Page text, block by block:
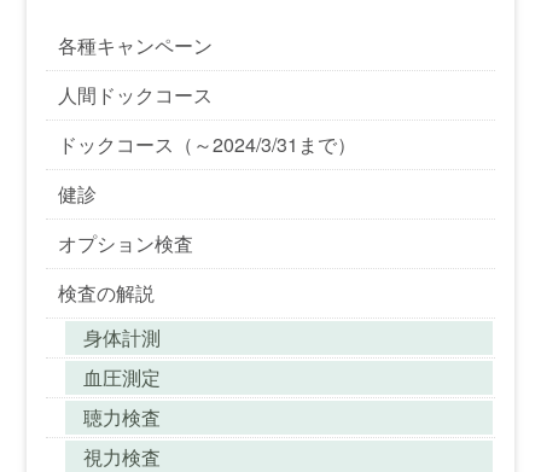
各種キャンペーン
人間ドックコース
ドックコース（～2024/3/31まで）
健診
オプション検査
検査の解説
身体計測
血圧測定
聴力検査
視力検査